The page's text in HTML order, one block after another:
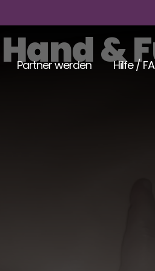
Partner werden Hilfe /
&